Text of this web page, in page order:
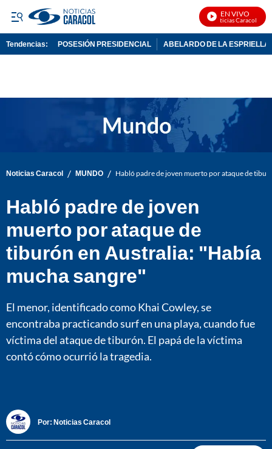
EN VIVO
Noticias Caracol En
Tendencias: POSESIÓN PRESIDENCIAL ABELARDO DE LA ESPRIELLA
Noticias Caracol / MUNDO / Habló padre de joven muerto por ataque de
Habló padre de joven
muerto por ataque de
tiburón en Australia: "Había
mucha sangre"
El menor, identificado como Khai Cowley, se
encontraba practicando surf en una playa, cuando fue
víctima del ataque de tiburón. El papá de la víctima
contó cómo ocurrió la tragedia.
Por: Noticias Caracol